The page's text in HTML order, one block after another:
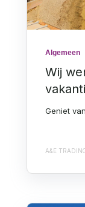
Algemeen
Wij
Geniet
A&E